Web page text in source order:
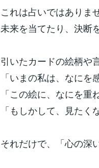
これは占いではありま
未来を当てたり、決断
引いたカードの絵柄や
「いまの私は、なにを
「この絵に、なにを重
「もしかして、見たく
それだけで、「心の深